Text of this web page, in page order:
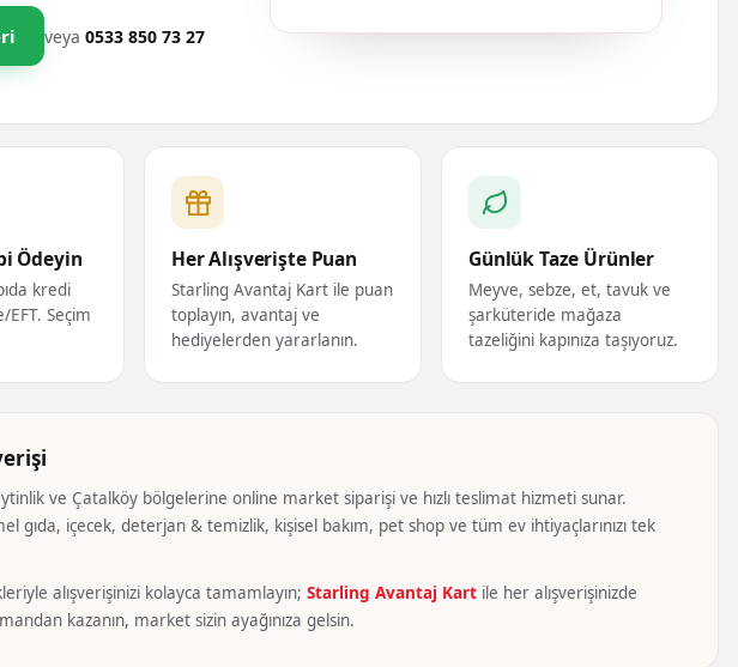
veya 0533 850 73 27
Ödeyin
kredi
EFT. Seçim
Her Alışverişte Puan
Starling Avantaj Kart ile puan
toplayın, avantaj ve
hediyelerden yararlanın.
Günlük Taze Ürünler
Meyve, sebze, et, tavuk ve
şarküteride mağaza
tazeliğini kapınıza taşıyoruz.
ve Çatalköy bölgelerine online market siparişi ve hızlı teslimat hizmeti sunar.
gıda, içecek, deterjan & temizlik, kişisel bakım, pet shop ve tüm ev ihtiyaçlarınızı tek
alışverişinizi kolayca tamamlayın; Starling Avantaj Kart ile her alışverişinizde
kazanın, market sizin ayağınıza gelsin.